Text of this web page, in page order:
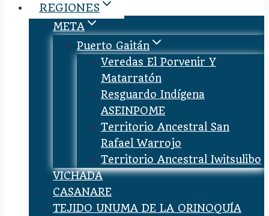
REGIONES
META
Puerto Gaitán
Veredas El Porvenir Y
Matarratón
Resguardo Indígena
ASEINPOME
Territorio Ancestral San
Rafael Warrojo
Territorio Ancestral Iwitsulibo
VICHADA
CASANARE
TEJIDO UNUMA DE LA ORINOQUÍA